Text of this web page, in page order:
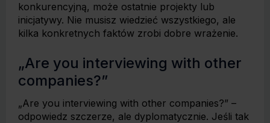
konkurencyjną, może ostatnie projekty lub
inicjatywy. Nie musisz wiedzieć wszystkiego, ale
kilka konkretnych faktów zrobi dobre wrażenie.
„Are you interviewing with other
companies?”
„Are you interviewing with other companies?” –
odpowiedz szczerze, ale dyplomatycznie. Jeśli tak